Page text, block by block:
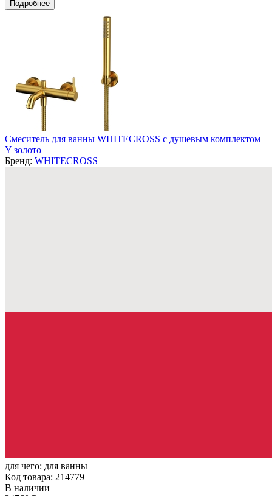
Подробнее
Смеситель для ванны WHITECROSS с душевым комплектом
Y золото
Бренд: WHITECROSS
для чего: для ванны
Код товара: 214779
В наличии